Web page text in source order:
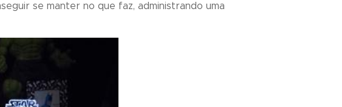
se manter no que faz, administrando uma